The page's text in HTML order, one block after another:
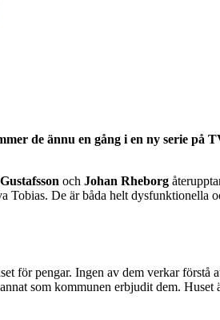
de ännu en gång i en ny serie på
och Johan Rheborg
De är båda helt dysfunktionella
för pengar. Ingen av dem verkar förstå
som kommunen erbjudit dem.